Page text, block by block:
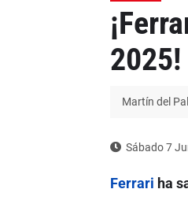
2025!
Martín del
Sábado 7
Ferrari ha